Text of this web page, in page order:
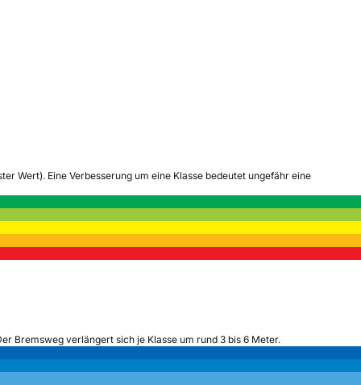
Wert). Eine Verbesserung um eine Klasse bedeutet ungefähr eine
Bremsweg verlängert sich je Klasse um rund 3 bis 6 Meter.